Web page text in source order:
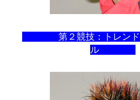
第２競技：トレンドカ
ル